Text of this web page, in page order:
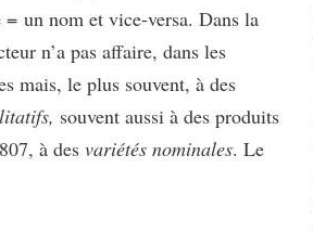
= un nom et vice-versa. Dans la
n’a pas affaire, dans les
mais, le plus souvent, à des
souvent aussi à des produits
à des variétés nominales. Le